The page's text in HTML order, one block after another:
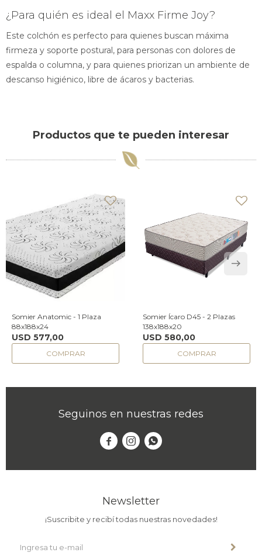
¿Para quién es ideal el Maxx Firme Joy?
Este colchón es perfecto para quienes buscan máxima
firmeza y soporte postural, para personas con dolores de
espalda o columna, y para quienes priorizan un ambiente de
descanso higiénico, libre de ácaros y bacterias.
Productos que te pueden interesar
Somier Anatomic - 1 Plaza
88x188x24
USD 577,00
Somier Ícaro D45 - 2 Plazas
138x188x20
USD 580,00
Seguinos en nuestras redes
  
Newsletter
¡Suscribite y recibí todas nuestras novedades!